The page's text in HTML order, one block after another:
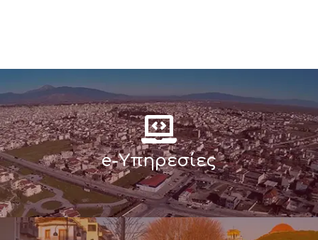
e-Υπηρεσίες